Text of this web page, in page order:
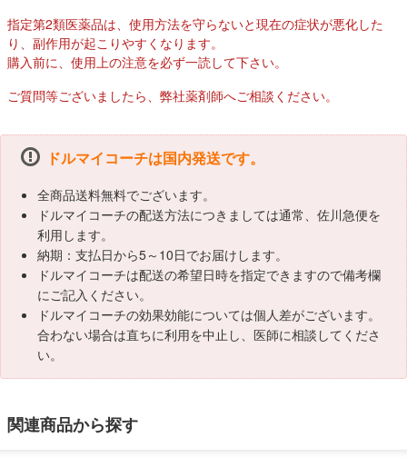
指定第2類医薬品は、使用方法を守らないと現在の症状が悪化した
り、副作用が起こりやすくなります。
購入前に、使用上の注意を必ず一読して下さい。
ご質問等ございましたら、弊社薬剤師へご相談ください。
ドルマイコーチは国内発送です。
全商品送料無料でございます。
ドルマイコーチの配送方法につきましては通常、佐川急便を
利用します。
納期：支払日から5～10日でお届けします。
ドルマイコーチは配送の希望日時を指定できますので備考欄
にご記入ください。
ドルマイコーチの効果効能については個人差がございます。
合わない場合は直ちに利用を中止し、医師に相談してくださ
い。
関連商品から探す